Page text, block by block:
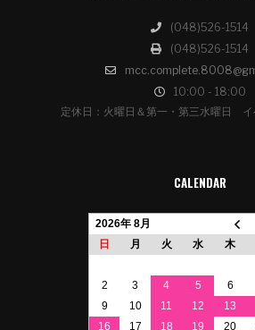
(048)526-1514
(048)526-1514
10:00 - 18:00
定休日：火曜日＆第一・第三水曜日
CALENDAR
2026年 8月
日
月 火 水 木
2
3 4 5 6
9
10 11 12 13
16
17 18 19 20